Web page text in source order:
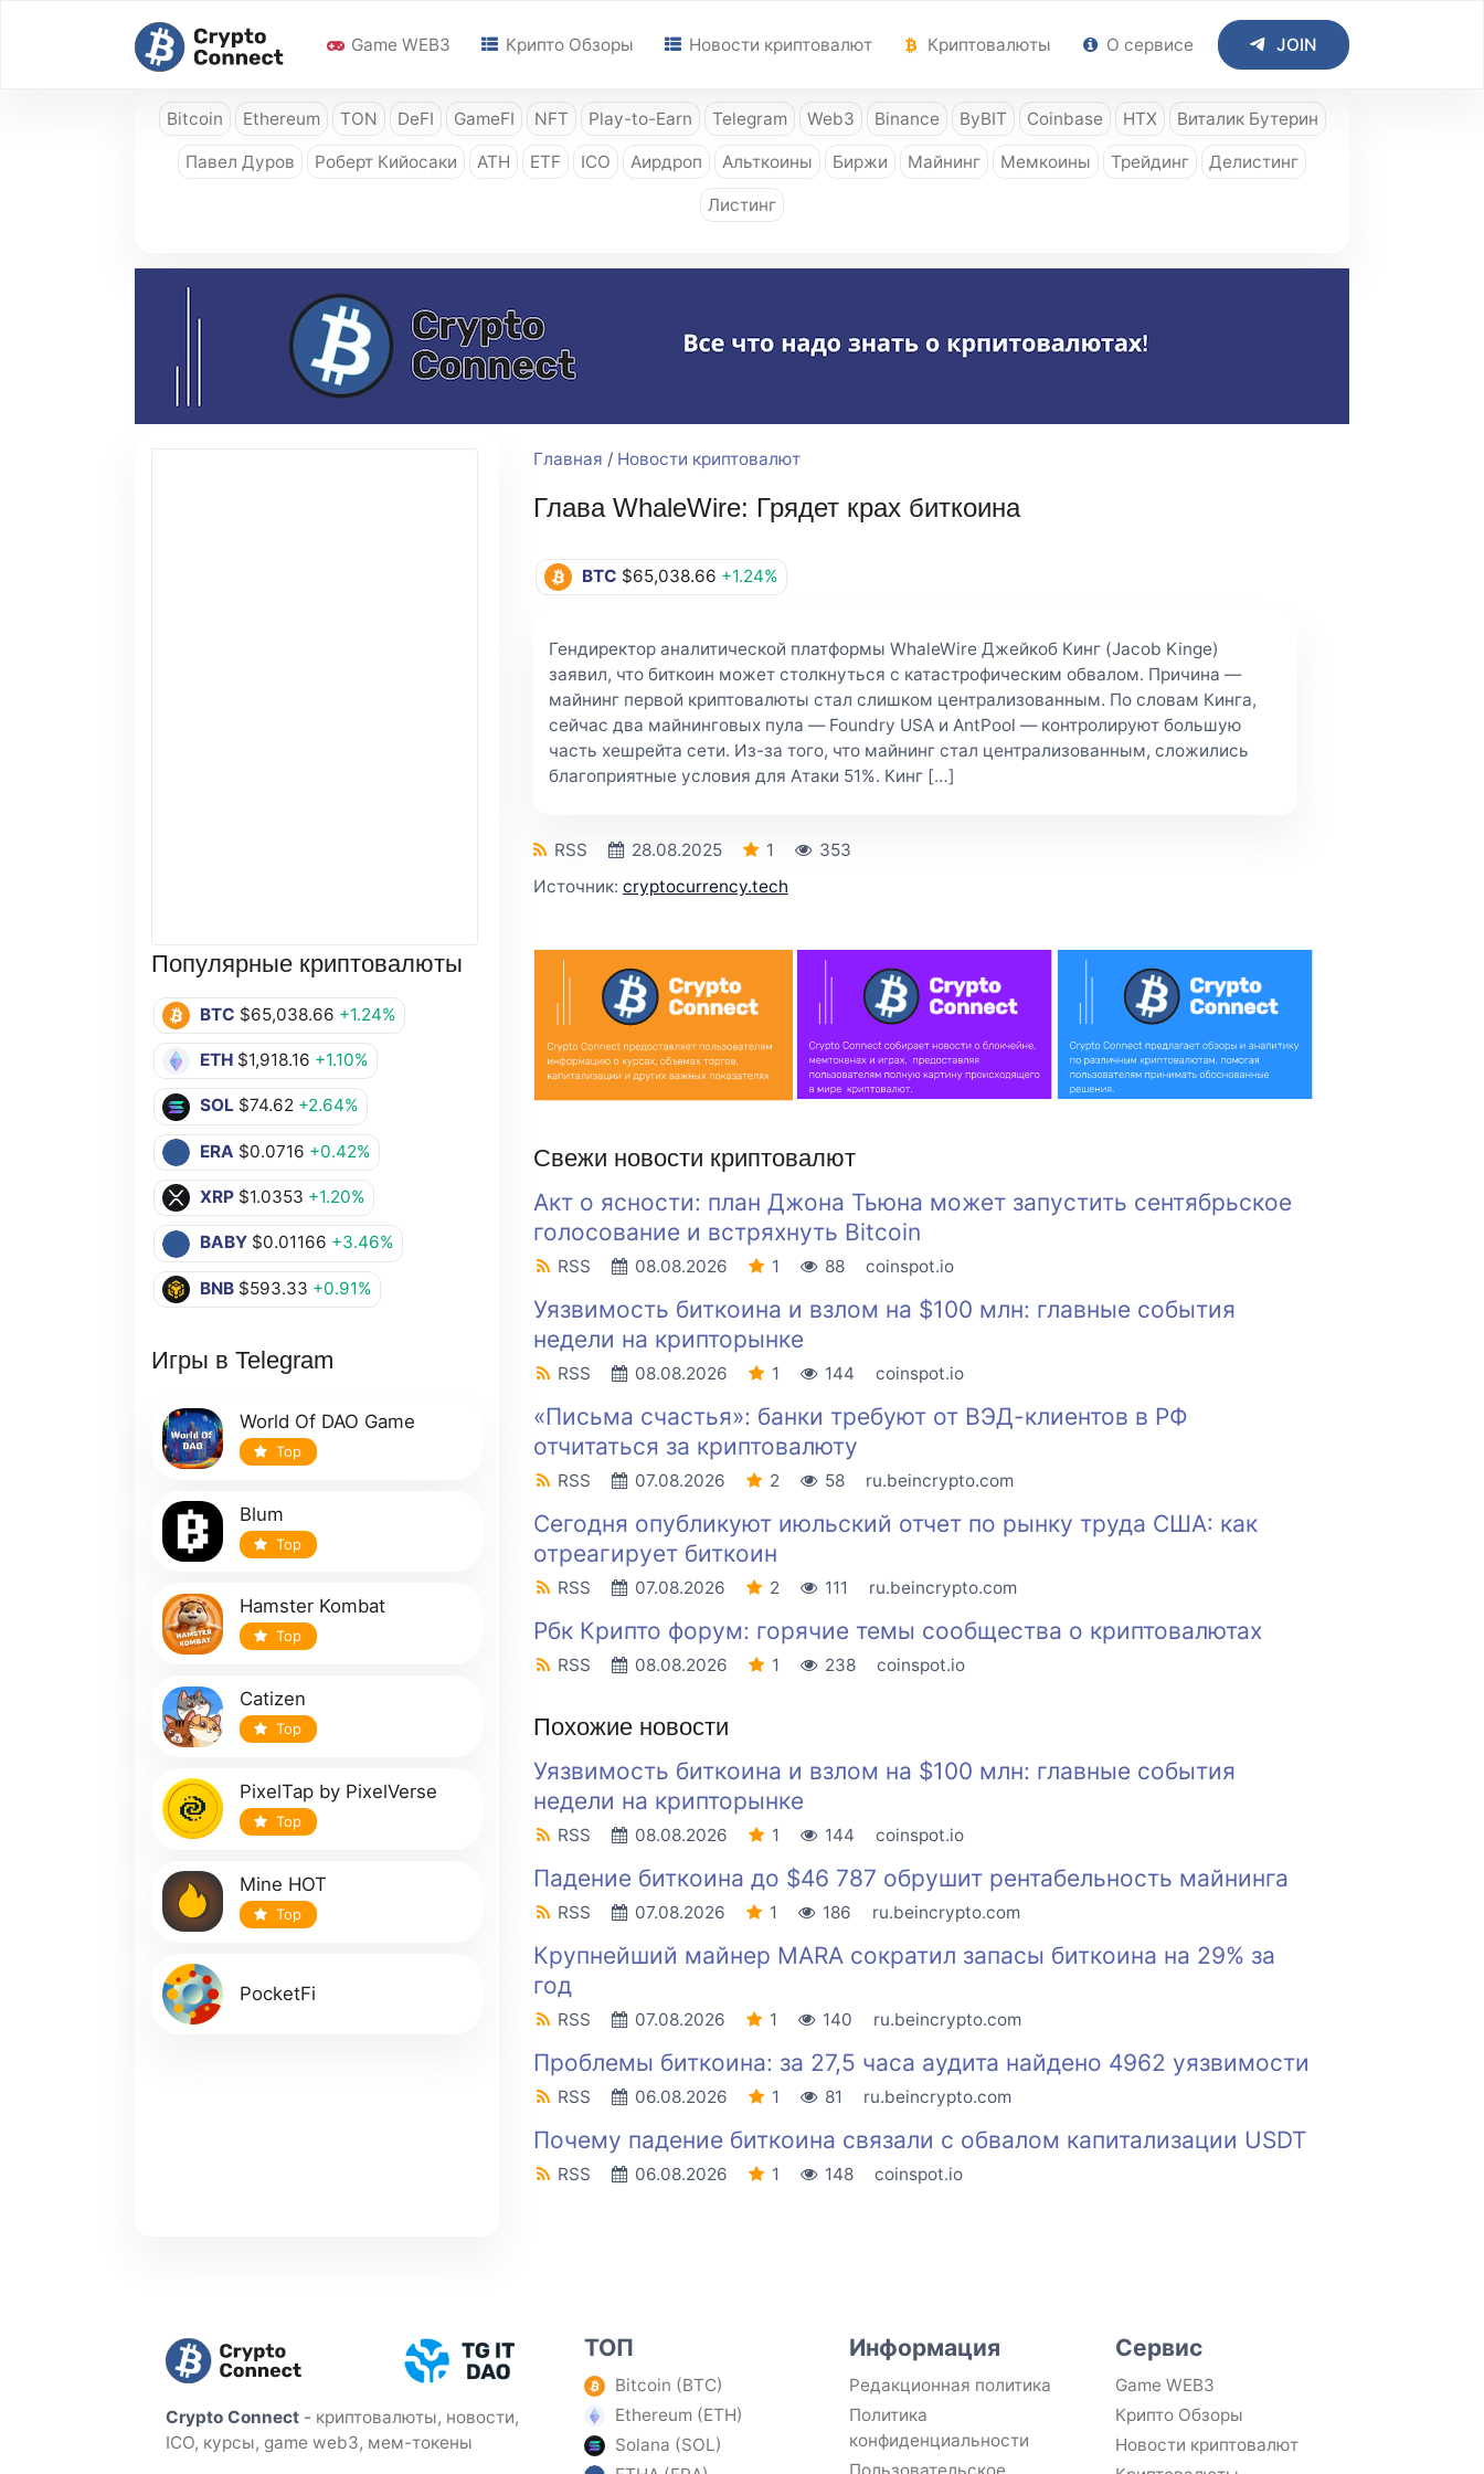
Game WEB3 Крипто Обзоры Новости криптовалют Криптовалюты О сервисе JOIN
Bitcoin Ethereum TON DeFI GameFI NFT Play-to-Earn Telegram Web3 Binance ByBIT Coinbase HTX Виталик Бутерин
Павел Дуров Роберт Кийосаки ATH ETF ICO Аирдроп Альткоины Биржи Майнинг Мемкоины Трейдинг Делистинг
Листинг
Популярные криптовалюты
BTC $65,038.66 +1.24%
ETH $1,918.16 +1.10%
SOL $74.62 +2.64%
ERA $0.0716 +0.42%
XRP $1.0353 +1.20%
BABY $0.01166 +3.46%
BNB $593.33 +0.91%
Игры в Telegram
World Of DAO Game
Top
Blum
Top
Hamster Kombat
Top
Catizen
Top
PixelTap by PixelVerse
Top
Mine HOT
Top
PocketFi
Главная / Новости криптовалют
Глава WhaleWire: Грядет крах биткоина
BTC $65,038.66 +1.24%
Гендиректор аналитической платформы WhaleWire Джейкоб Кинг (Jacob Kinge)
заявил, что биткоин может столкнуться с катастрофическим обвалом. Причина —
майнинг первой криптовалюты стал слишком централизованным. По словам Кинга,
сейчас два майнинговых пула — Foundry USA и AntPool — контролируют большую
часть хешрейта сети. Из-за того, что майнинг стал централизованным, сложились
благоприятные условия для Атаки 51%. Кинг […]
RSS 28.08.2025 1
353
Источник: cryptocurrency.tech
Свежи новости криптовалют
Акт о ясности: план Джона Тьюна может запустить сентябрьское
голосование и встряхнуть Bitcoin
RSS 08.08.2026 1 88 coinspot.io
Уязвимость биткоина и взлом на $100 млн: главные события
недели на крипторынке
RSS 08.08.2026 1 144 coinspot.io
«Письма счастья»: банки требуют от ВЭД-клиентов в РФ
отчитаться за криптовалюту
RSS 07.08.2026 2 58 ru.beincrypto.com
Сегодня опубликуют июльский отчет по рынку труда США: как
отреагирует биткоин
RSS 07.08.2026 2 111 ru.beincrypto.com
Рбк Крипто форум: горячие темы сообщества о криптовалютах
RSS 08.08.2026 1 238 coinspot.io
Похожие новости
Уязвимость биткоина и взлом на $100 млн: главные события
недели на крипторынке
RSS 08.08.2026 1 144 coinspot.io
Падение биткоина до $46 787 обрушит рентабельность майнинга
RSS 07.08.2026 1 186 ru.beincrypto.com
Крупнейший майнер MARA сократил запасы биткоина на 29% за
год
RSS 07.08.2026 1 140 ru.beincrypto.com
Проблемы биткоина: за 27,5 часа аудита найдено 4962 уязвимости
RSS 06.08.2026 1 81 ru.beincrypto.com
Почему падение биткоина связали с обвалом капитализации USDT
RSS 06.08.2026 1 148 coinspot.io
Crypto Connect - криптовалюты, новости,
ICO, курсы, game web3, мем-токены
ТОП
Bitcoin (BTC)
Ethereum (ETH)
Solana (SOL)
Информация
Редакционная политика
Политика
конфиденциальности
Сервис
Game WEB3
Крипто Обзоры
Новости криптовалют